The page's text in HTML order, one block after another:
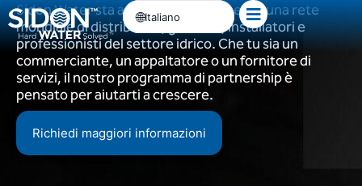
Passa
al
contenuto
Italiano
Sidon Water sta ampliando attivamente una rete
mondiale di distributori, grossisti, installatori e
professionisti del settore idrico. Che tu sia un
commerciante, un appaltatore o un fornitore di
servizi, il nostro programma di partnership è
pensato per aiutarti a crescere.
Richiedi maggiori informazioni